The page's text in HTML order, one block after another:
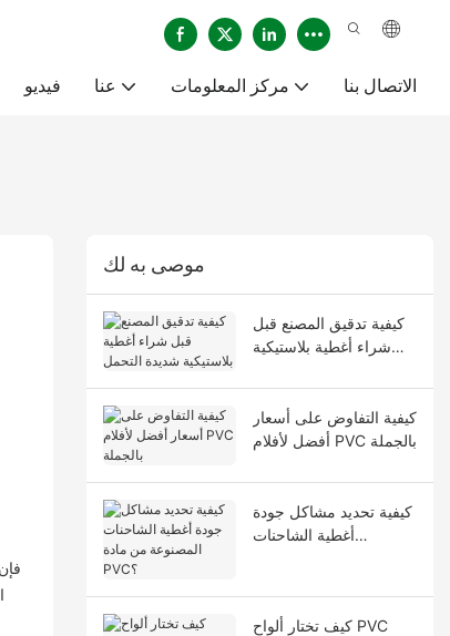
فيديو عنا مركز المعلومات الاتصال بنا
موصى به لك
كيفية تدقيق المصنع قبل
شراء أغطية بلاستيكية
كيفية التفاوض على أسعار
أفضل لأفلام PVC بالجملة
كيفية تحديد مشاكل جودة
أغطية الشاحنات
كيف تختار ألواح PVC